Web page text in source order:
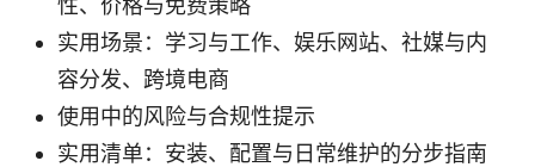
实用场景：学习与工作、娱乐网站、社媒与内
容分发、跨境电商
使用中的风险与合规性提示
实用清单：安装、配置与日常维护的分步指南